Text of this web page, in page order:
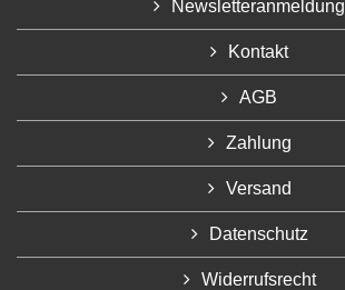
Newsletteranmeldung
Kontakt
AGB
Zahlung
Versand
Datenschutz
Widerrufsrecht